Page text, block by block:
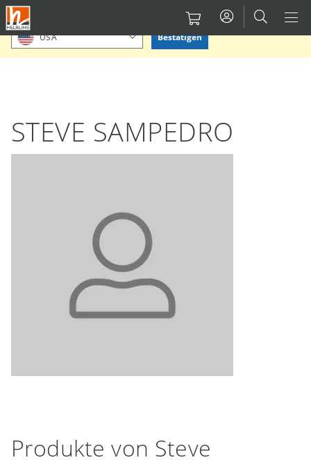
Direkt
zum
Inhalt
Bitte Standort bestätigen oder einen anderen auswählen.
USA Bestätigen
STEVE SAMPEDRO
Produkte von Steve